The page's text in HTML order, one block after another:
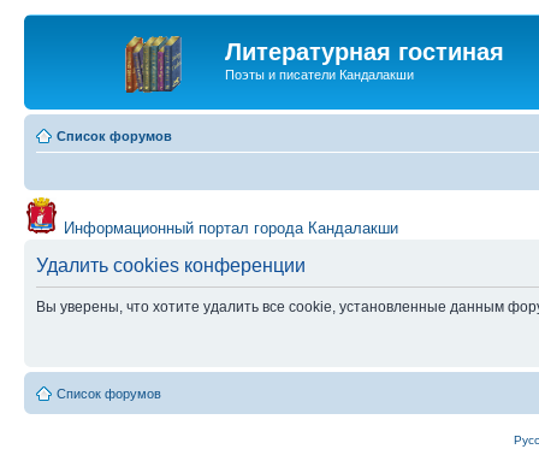
Литературная гостиная
Поэты и писатели Кандалакши
Список форумов
Информационный портал города Кандалакши
Удалить cookies конференции
Вы уверены, что хотите удалить все cookie, установленные данным
Список форумов